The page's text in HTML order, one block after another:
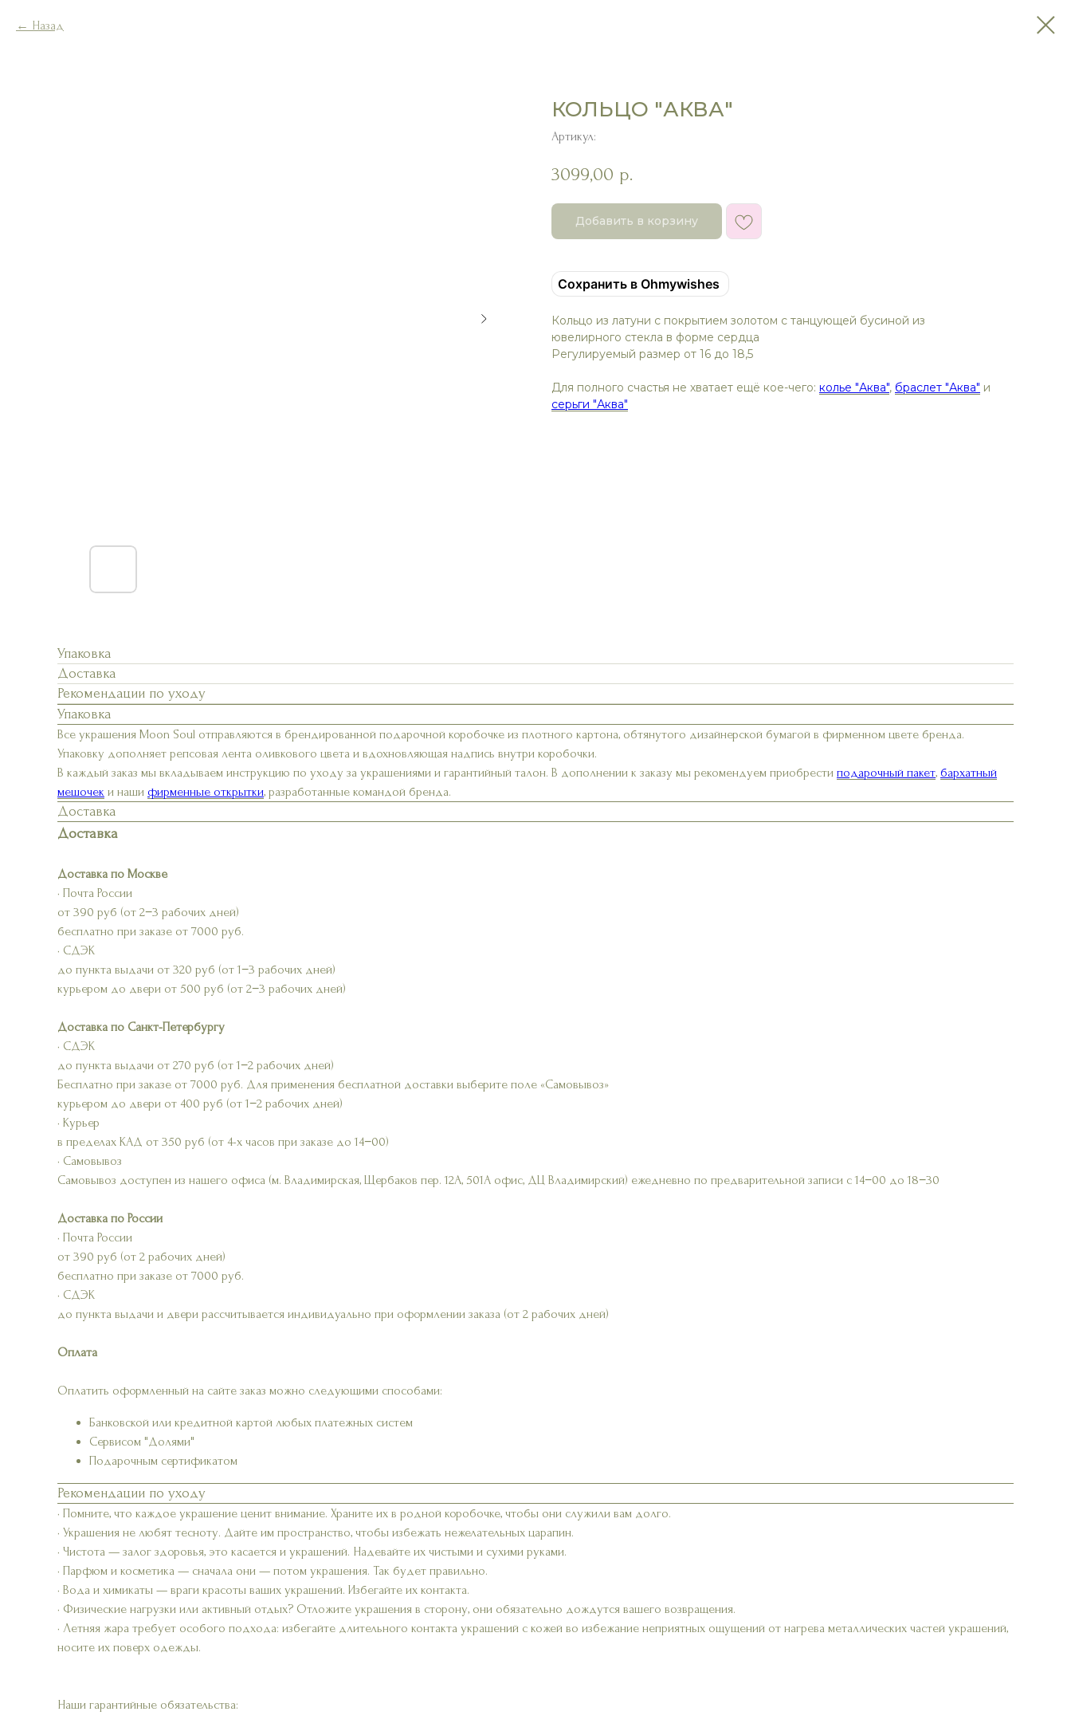
Назад
КОЛЬЦО "АКВА"
Артикул:
3099,00 р.
Добавить в корзину
Сохранить в Ohmywishes
Кольцо из латуни с покрытием золотом с танцующей бусиной из
ювелирного стекла в форме сердца
Регулируемый размер от 16 до 18,5
Для полного счастья не хватает ещё кое-чего: колье "Аква", браслет "Аква" и
серьги "Аква"
Упаковка
Доставка
Рекомендации по уходу
Упаковка
Все украшения Moon Soul отправляются в брендированной подарочной коробочке из плотного картона, обтянутого дизайнерской бумагой в фирменном цвете бренда.
Упаковку дополняет репсовая лента оливкового цвета и вдохновляющая надпись внутри коробочки.
В каждый заказ мы вкладываем инструкцию по уходу за украшениями и гарантийный талон. В дополнении к заказу мы рекомендуем приобрести подарочный пакет, бархатный
мешочек и наши фирменные открытки, разработанные командой бренда.
Доставка
Доставка
Доставка по Москве
• Почта России
от 390 руб (от 2−3 рабочих дней)
бесплатно при заказе от 7000 руб.
• СДЭК
до пункта выдачи от 320 руб (от 1−3 рабочих дней)
курьером до двери от 500 руб (от 2−3 рабочих дней)
Доставка по Санкт-Петербургу
• СДЭК
до пункта выдачи от 270 руб (от 1−2 рабочих дней)
Бесплатно при заказе от 7000 руб. Для применения бесплатной доставки выберите поле «Самовывоз»
курьером до двери от 400 руб (от 1−2 рабочих дней)
• Курьер
в пределах КАД от 350 руб (от 4-х часов при заказе до 14−00)
• Самовывоз
Самовывоз доступен из нашего офиса (м. Владимирская, Щербаков пер. 12А, 501А офис, ДЦ Владимирский) ежедневно по предварительной записи с 14−00 до 18−30
Доставка по России
• Почта России
от 390 руб (от 2 рабочих дней)
бесплатно при заказе от 7000 руб.
• СДЭК
до пункта выдачи и двери рассчитывается индивидуально при оформлении заказа (от 2 рабочих дней)
Оплата
Оплатить оформленный на сайте заказ можно следующими способами:
Банковской или кредитной картой любых платежных систем
Сервисом "Долями"
Подарочным сертификатом
Рекомендации по уходу
• Помните, что каждое украшение ценит внимание. Храните их в родной коробочке, чтобы они служили вам долго.
• Украшения не любят тесноту. Дайте им пространство, чтобы избежать нежелательных царапин.
• Чистота — залог здоровья, это касается и украшений. Надевайте их чистыми и сухими руками.
• Парфюм и косметика — сначала они — потом украшения. Так будет правильно.
• Вода и химикаты — враги красоты ваших украшений. Избегайте их контакта.
• Физические нагрузки или активный отдых? Отложите украшения в сторону, они обязательно дождутся вашего возвращения.
• Летняя жара требует особого подхода: избегайте длительного контакта украшений с кожей во избежание неприятных ощущений от нагрева металлических частей украшений,
носите их поверх одежды.
Наши гарантийные обязательства: